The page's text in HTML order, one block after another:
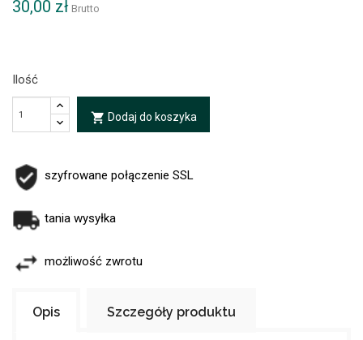
30,00 zł Brutto
Ilość
local_grocery_store Dodaj do koszyka
szyfrowane połączenie SSL
tania wysyłka
możliwość zwrotu
Opis Szczegóły produktu